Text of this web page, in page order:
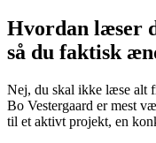
Hvordan læser
så du faktisk
Nej, du skal ikke læse alt
Bo Vestergaard er mest
til et aktivt projekt, en